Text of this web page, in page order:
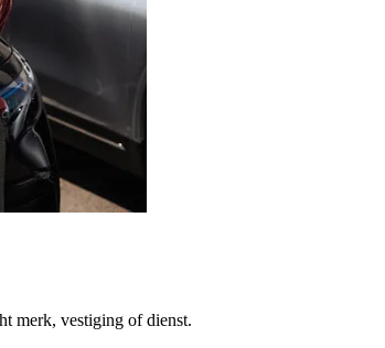
merk, vestiging of dienst.